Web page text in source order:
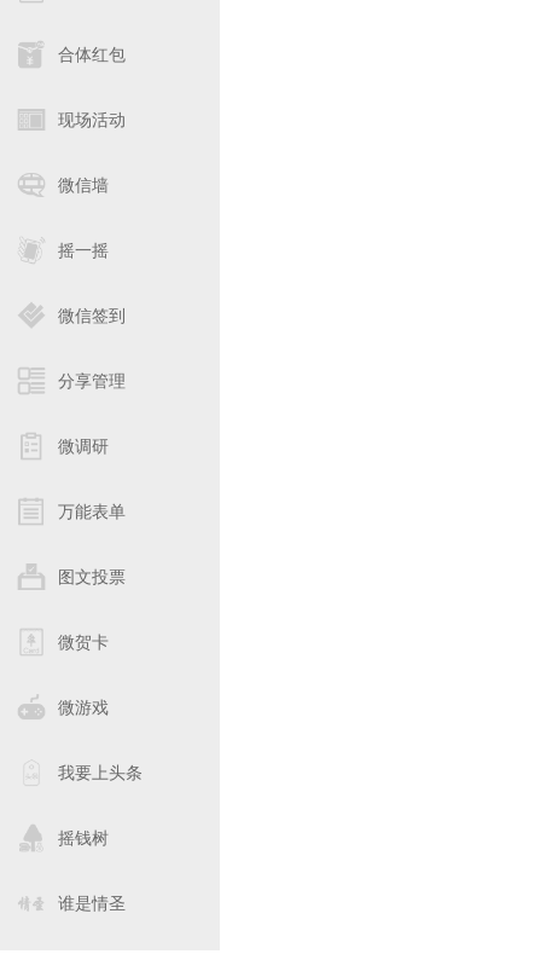
合体红包
现场活动
微信墙
摇一摇
微信签到
分享管理
微调研
万能表单
图文投票
微贺卡
微游戏
我要上头条
摇钱树
谁是情圣